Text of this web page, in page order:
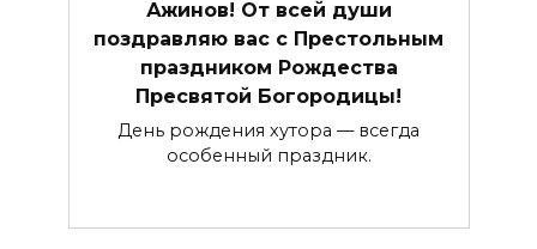
Ажинов! От всей души
поздравляю вас с Престольным
праздником Рождества
Пресвятой Богородицы!
День рождения хутора — всегда
особенный праздник.